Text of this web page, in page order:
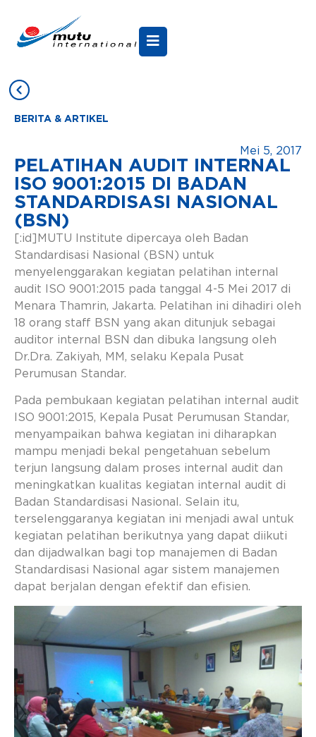
BERITA & ARTIKEL
Mei 5, 2017
PELATIHAN AUDIT INTERNAL
ISO 9001:2015 DI BADAN
STANDARDISASI NASIONAL
(BSN)
[:id]MUTU Institute dipercaya oleh Badan
Standardisasi Nasional (BSN) untuk
menyelenggarakan kegiatan pelatihan internal
audit ISO 9001:2015 pada tanggal 4-5 Mei 2017 di
Menara Thamrin, Jakarta. Pelatihan ini dihadiri oleh
18 orang staff BSN yang akan ditunjuk sebagai
auditor internal BSN dan dibuka langsung oleh
Dr.Dra. Zakiyah, MM, selaku Kepala Pusat
Perumusan Standar.
Pada pembukaan kegiatan pelatihan internal audit
ISO 9001:2015, Kepala Pusat Perumusan Standar,
menyampaikan bahwa kegiatan ini diharapkan
mampu menjadi bekal pengetahuan sebelum
terjun langsung dalam proses internal audit dan
meningkatkan kualitas kegiatan internal audit di
Badan Standardisasi Nasional. Selain itu,
terselenggaranya kegiatan ini menjadi awal untuk
kegiatan pelatihan berikutnya yang dapat diikuti
dan dijadwalkan bagi top manajemen di Badan
Standardisasi Nasional agar sistem manajemen
dapat berjalan dengan efektif dan efisien.